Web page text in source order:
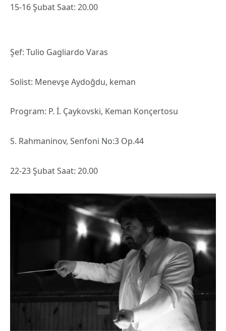
15-16 Şubat Saat: 20.00
Şef: Tulio Gagliardo Varas
Solist: Menevşe Aydoğdu, keman
Program: P. İ. Çaykovski, Keman Konçertosu
S. Rahmaninov, Senfoni No:3 Op.44
22-23 Şubat Saat: 20.00